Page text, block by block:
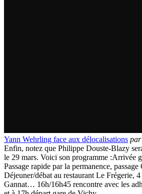
Yann Wehrling face aux délocalisations par
Enfin, notez que Philippe Douste-Blazy
le 29 mars. Voici son programme :Arrivée
Passage rapide par la permanence,
Déjeuner/débat au restaurant Le Frégerie,
Gannat… 16h/16h45 rencontre avec les